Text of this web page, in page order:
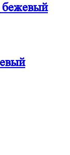
бежевый